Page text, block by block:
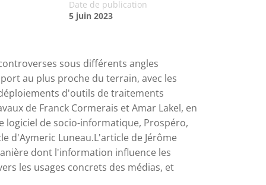
Date de publication
5 juin 2023
sous différents angles
au plus proche du terrain, avec les
d'outils de traitements
de Franck Cormerais et Amar Lakel, en
logiciel de socio-informatique, Prospéro,
d'Aymeric Luneau.L'article de Jérôme
dont l'information influence les
les usages concrets des médias, et